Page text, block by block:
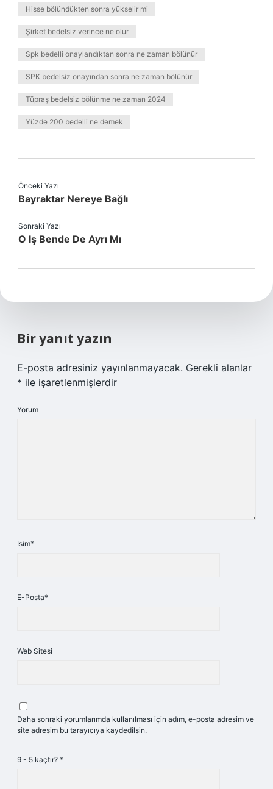
Hisse bölündükten sonra yükselir mi
Şirket bedelsiz verince ne olur
Spk bedelli onaylandıktan sonra ne zaman bölünür
SPK bedelsiz onayından sonra ne zaman bölünür
Tüpraş bedelsiz bölünme ne zaman 2024
Yüzde 200 bedelli ne demek
Önceki Yazı
Bayraktar Nereye Bağlı
Sonraki Yazı
O Iş Bende De Ayrı Mı
Bir yanıt yazın
E-posta adresiniz yayınlanmayacak. Gerekli alanlar
* ile işaretlenmişlerdir
Yorum
İsim*
E-Posta*
Web Sitesi
Daha sonraki yorumlarımda kullanılması için adım, e-posta adresim ve
site adresim bu tarayıcıya kaydedilsin.
9 - 5 kaçtır? *